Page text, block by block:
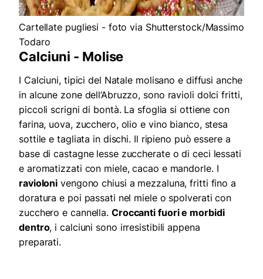
Cartellate pugliesi - foto via Shutterstock/Massimo
Todaro
Calciuni - Molise
I Calciuni, tipici del Natale molisano e diffusi anche
in alcune zone dell’Abruzzo, sono ravioli dolci fritti,
piccoli scrigni di bontà. La sfoglia si ottiene con
farina, uova, zucchero, olio e vino bianco, stesa
sottile e tagliata in dischi. Il ripieno può essere a
base di castagne lesse zuccherate o di ceci lessati
e aromatizzati con miele, cacao e mandorle. I
ravioloni vengono chiusi a mezzaluna, fritti fino a
doratura e poi passati nel miele o spolverati con
zucchero e cannella. Croccanti fuori e morbidi
dentro, i calciuni sono irresistibili appena
preparati.